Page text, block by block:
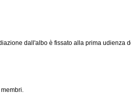
dall'albo è fissato alla prima udienza